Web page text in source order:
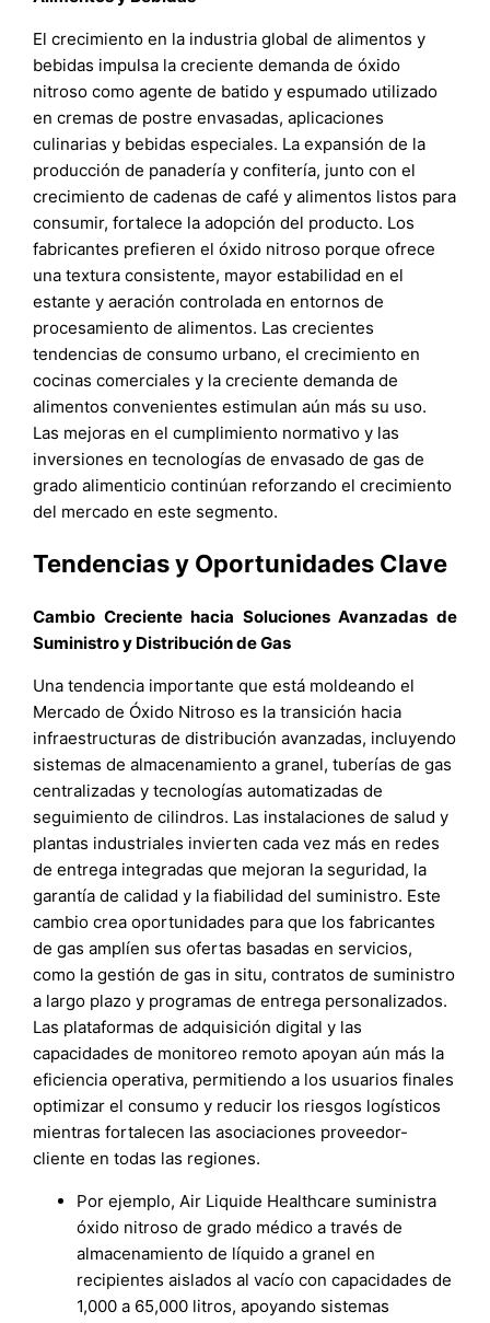
El crecimiento en la industria global de alimentos y
bebidas impulsa la creciente demanda de óxido
nitroso como agente de batido y espumado utilizado
en cremas de postre envasadas, aplicaciones
culinarias y bebidas especiales. La expansión de la
producción de panadería y confitería, junto con el
crecimiento de cadenas de café y alimentos listos para
consumir, fortalece la adopción del producto. Los
fabricantes prefieren el óxido nitroso porque ofrece
una textura consistente, mayor estabilidad en el
estante y aeración controlada en entornos de
procesamiento de alimentos. Las crecientes
tendencias de consumo urbano, el crecimiento en
cocinas comerciales y la creciente demanda de
alimentos convenientes estimulan aún más su uso.
Las mejoras en el cumplimiento normativo y las
inversiones en tecnologías de envasado de gas de
grado alimenticio continúan reforzando el crecimiento
del mercado en este segmento.
Tendencias y Oportunidades Clave
Cambio Creciente hacia Soluciones Avanzadas de
Suministro y Distribución de Gas
Una tendencia importante que está moldeando el
Mercado de Óxido Nitroso es la transición hacia
infraestructuras de distribución avanzadas, incluyendo
sistemas de almacenamiento a granel, tuberías de gas
centralizadas y tecnologías automatizadas de
seguimiento de cilindros. Las instalaciones de salud y
plantas industriales invierten cada vez más en redes
de entrega integradas que mejoran la seguridad, la
garantía de calidad y la fiabilidad del suministro. Este
cambio crea oportunidades para que los fabricantes
de gas amplíen sus ofertas basadas en servicios,
como la gestión de gas in situ, contratos de suministro
a largo plazo y programas de entrega personalizados.
Las plataformas de adquisición digital y las
capacidades de monitoreo remoto apoyan aún más la
eficiencia operativa, permitiendo a los usuarios finales
optimizar el consumo y reducir los riesgos logísticos
mientras fortalecen las asociaciones proveedor-
cliente en todas las regiones.
Por ejemplo, Air Liquide Healthcare suministra
óxido nitroso de grado médico a través de
almacenamiento de líquido a granel en
recipientes aislados al vacío con capacidades de
1,000 a 65,000 litros, apoyando sistemas